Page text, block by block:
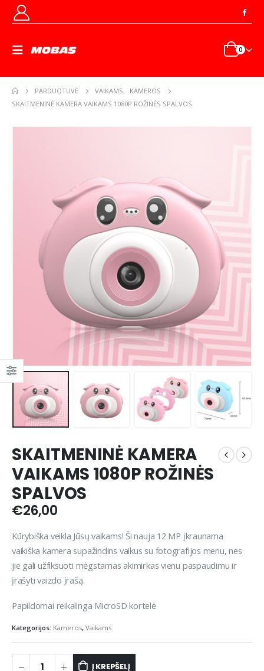
0
PARDUOTUVĖ VAIKAMS,
KAMEROS
SKAITMENINĖ KAMERA VAIKAMS 1080P ROŽINĖS SPALVOS
SKAITMENINĖ KAMERA
VAIKAMS 1080P ROŽINĖS
SPALVOS
€26,00
Kūrybiška veikla Jūsų vaikams! Ši nauja 12 MP įkraunama
vaikiška kamera supažindins vaikus su fotografijos menu, nes
jie gali užfiksuoti mėgstamas akimirkas vienu paspaudimu ir
įrašyti vaizdo įrašą.
Papildomai reikalinga MicroSD kortelė
Kategorijos: Kameros, Vaikams
Į KREPŠELĮ